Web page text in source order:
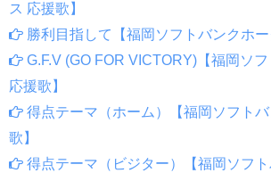
ス 応援歌】
勝利目指して【福岡ソフトバンクホー
G.F.V (GO FOR VICTORY)【福岡ソ
応援歌】
得点テーマ（ホーム）【福岡ソフト
歌】
得点テーマ（ビジター）【福岡ソフ